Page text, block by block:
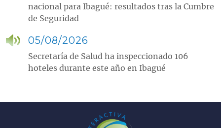
nacional para Ibagué: resultados tras la Cumbre
de Seguridad
05/08/2026
Secretaría de Salud ha inspeccionado 106
hoteles durante este año en Ibagué